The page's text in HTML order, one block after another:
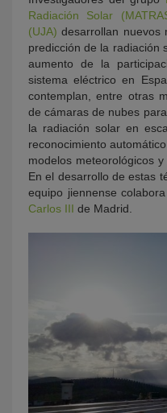
Radiación Solar
(UJA) desarrollan nuevos
predicción de la radiación
aumento de la
sistema eléctrico en
contemplan, entre otras
de cámaras de nubes
la radiación solar en
reconocimiento
modelos meteorológicos
En el desarrollo de estas
equipo jiennense
Carlos III de Madrid.